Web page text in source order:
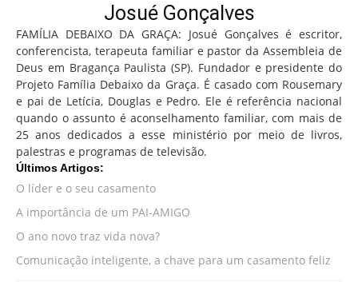
Josué Gonçalves
FAMÍLIA DEBAIXO DA GRAÇA: Josué Gonçalves é escritor,
conferencista, terapeuta familiar e pastor da Assembleia de
Deus em Bragança Paulista (SP). Fundador e presidente do
Projeto Família Debaixo da Graça. É casado com Rousemary
e pai de Letícia, Douglas e Pedro. Ele é referência nacional
quando o assunto é aconselhamento familiar, com mais de
25 anos dedicados a esse ministério por meio de livros,
palestras e programas de televisão.
Últimos Artigos:
O líder e o seu casamento
A importância de um PAI-AMIGO
O ano novo traz vida nova?
Comunicação inteligente, a chave para um casamento feliz